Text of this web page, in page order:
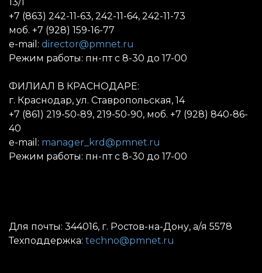
+7 (863) 242-11-63, 242-11-64, 242-11-73
моб. +7 (928) 159-16-77
e-mail: director@pmnet.ru
Режим работы: пн-пт с 8-30 до 17-00
ФИЛИАЛ В КРАСНОДАРЕ:
г. Краснодар, ул. Ставропольская, 14
+7 (861) 219-50-89, 219-50-90, моб. +7 (928) 840-86-
40
e-mail: manager_krd@pmnet.ru
Режим работы: пн-пт с 8-30 до 17-00
Для почты: 344016, г. Ростов-на-Дону, а/я 5578
Техподдержка: techno@pmnet.ru